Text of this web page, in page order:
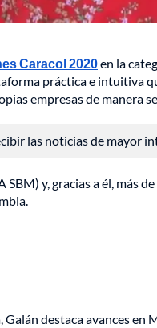
Caracol 2020en la
práctica e intuitiva
empresas de manera
las noticias de mayor
SBM) y, gracias a él, más
Galán destaca avances